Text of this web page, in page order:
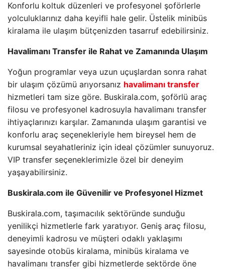
Konforlu koltuk düzenleri ve profesyonel şoförlerle
yolculuklarınız daha keyifli hale gelir. Üstelik minibüs
kiralama ile ulaşım bütçenizden tasarruf edebilirsiniz.
Havalimanı Transfer ile Rahat ve Zamanında Ulaşım
Yoğun programlar veya uzun uçuşlardan sonra rahat
bir ulaşım çözümü arıyorsanız havalimanı transfer
hizmetleri tam size göre. Buskirala.com, şoförlü araç
filosu ve profesyonel kadrosuyla havalimanı transfer
ihtiyaçlarınızı karşılar. Zamanında ulaşım garantisi ve
konforlu araç seçenekleriyle hem bireysel hem de
kurumsal seyahatleriniz için ideal çözümler sunuyoruz.
VIP transfer seçeneklerimizle özel bir deneyim
yaşayabilirsiniz.
Buskirala.com ile Güvenilir ve Profesyonel Hizmet
Buskirala.com, taşımacılık sektöründe sunduğu
yenilikçi hizmetlerle fark yaratıyor. Geniş araç filosu,
deneyimli kadrosu ve müşteri odaklı yaklaşımı
sayesinde otobüs kiralama, minibüs kiralama ve
havalimanı transfer gibi hizmetlerde sektörde öne